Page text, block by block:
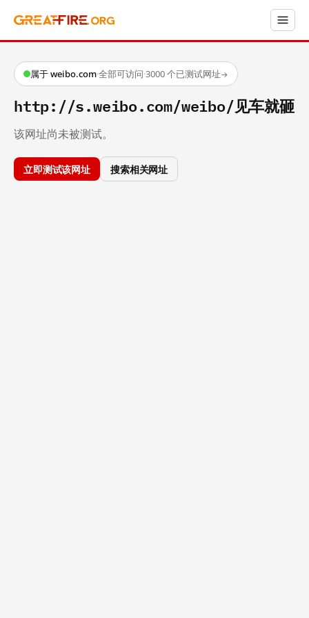
属于 weibo.com·全部可访问·3000 个已测试网址→
http://s.weibo.com/weibo/见车就砸
该网址尚未被测试。
立即测试该网址 搜索相关网址